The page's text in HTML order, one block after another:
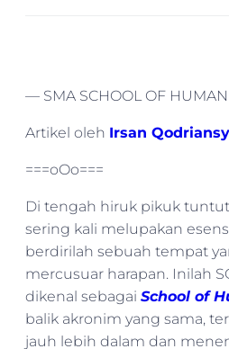
— SMA SCHOOL OF
Artikel oleh Irsan
===oOo===
Di tengah hiruk pikuk
sering kali melupakan
berdirilah sebuah tempat
mercusuar harapan. Inilah
dikenal sebagai School of
balik akronim yang sama,
jauh lebih dalam dan